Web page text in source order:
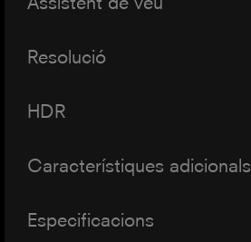
Resolució
HDR
Característiques adicionals
Especificacions